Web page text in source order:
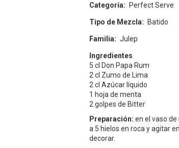
Categoría Perfect Serve
Tipo de Mezcla Batido
Familia Julep
Ingredientes
5 cl Don Papa Rum
2 cl Zumo de Lima
2 cl Azúcar líquido
1 hoja de menta
2 golpes de Bitter
Preparación: en el vaso
a 5 hielos en roca y agitar
decorar.